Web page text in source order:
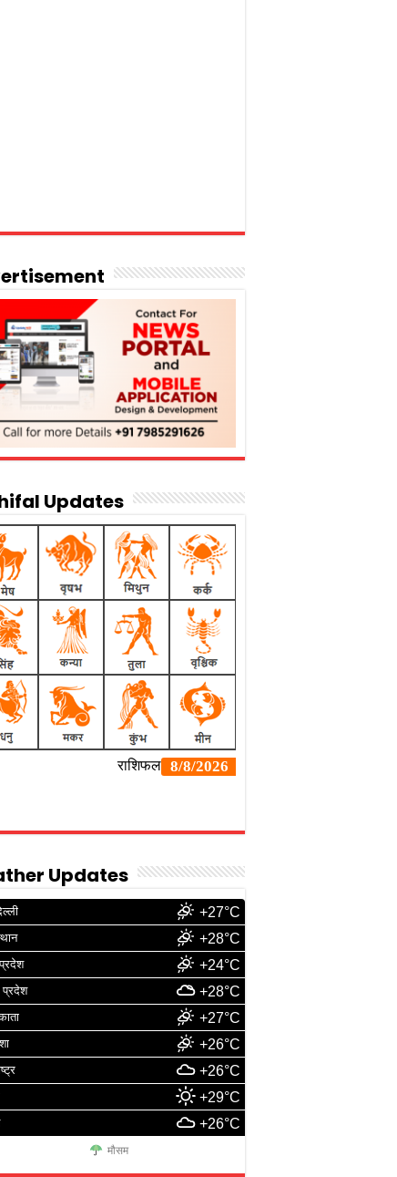
Updates
Updates
+27°C
+28°C
+24°C
प्रदेश +28°C
+27°C
+26°C
+26°C
+29°C
+26°C
मौसम